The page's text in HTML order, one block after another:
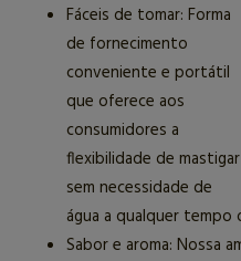
Fáceis de tomar: Forma
de fornecimento
conveniente e portátil
que oferece aos
consumidores a
flexibilidade de mastigar
sem necessidade de
água a qualquer tempo
Sabor e aroma: Nossa